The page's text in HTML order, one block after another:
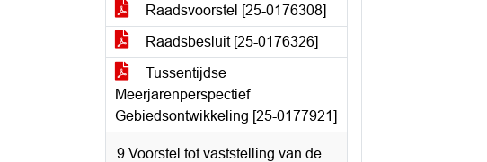
Raadsvoorstel [25-0176308]
Raadsbesluit [25-0176326]
Tussentijdse
Meerjarenperspectief
Gebiedsontwikkeling [25-0177921]
9 Voorstel tot vaststelling van de